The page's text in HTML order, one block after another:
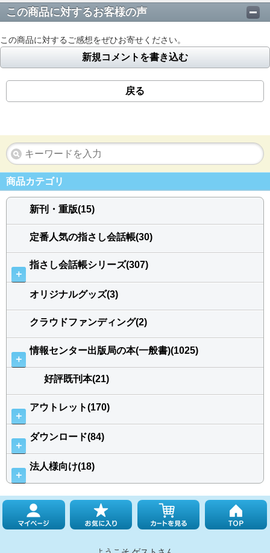
この商品に対するお客様の声
この商品に対するご感想をぜひお寄せください。
新規コメントを書き込む
戻る
商品カテゴリ
新刊・重版(15)
定番人気の指さし会話帳(30)
＋
指さし会話帳シリーズ(307)
オリジナルグッズ(3)
クラウドファンディング(2)
＋
情報センター出版局の本(一般書)(1025)
好評既刊本(21)
＋
アウトレット(170)
＋
ダウンロード(84)
＋
法人様向け(18)